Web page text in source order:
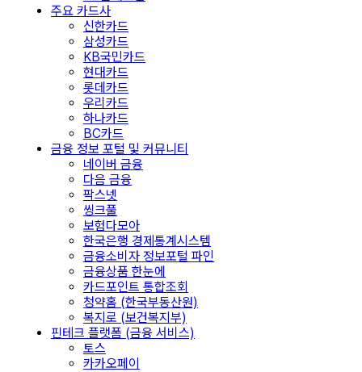
주요 카드사
신한카드
삼성카드
KB국민카드
현대카드
롯데카드
우리카드
하나카드
BC카드
금융 정보 포털 및 커뮤니티
네이버 금융
다음 금융
팍스넷
씽크풀
보험다모아
한국은행 경제통계시스템
금융소비자 정보포털 파인
금융상품 한눈에
카드포인트 통합조회
청약홈 (한국부동산원)
복지로 (보건복지부)
핀테크 플랫폼 (금융 서비스)
토스
카카오페이